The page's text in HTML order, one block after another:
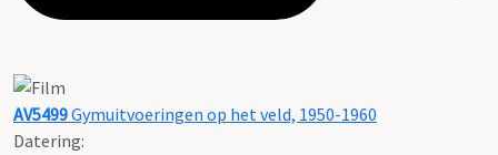
AV5499Gymuitvoeringen op het veld, 1950-1960
Datering: